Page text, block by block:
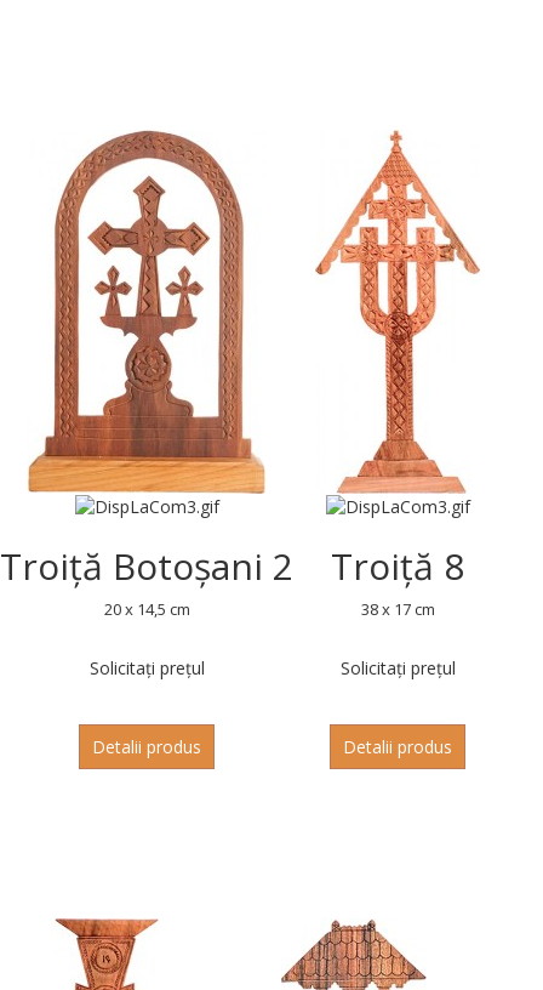
Troiță Botoșani 2
20 x 14,5 cm
Solicitați prețul
Detalii produs
Troiță 8
38 x 17 cm
Solicitați prețul
Detalii produs